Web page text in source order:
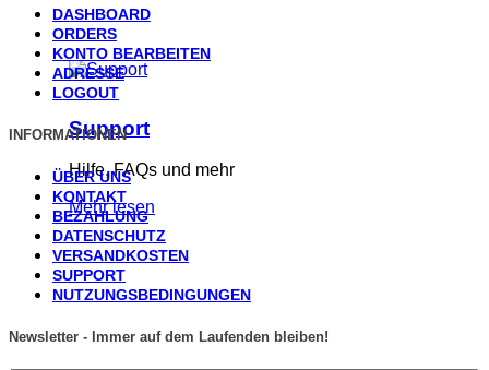
Support
Hilfe, FAQs und mehr
Mehr lesen
DASHBOARD
ORDERS
KONTO BEARBEITEN
ADRESSE
LOGOUT
INFORMATIONEN
ÜBER UNS
KONTAKT
BEZAHLUNG
DATENSCHUTZ
VERSANDKOSTEN
SUPPORT
NUTZUNGSBEDINGUNGEN
Newsletter - Immer auf dem Laufenden bleiben!